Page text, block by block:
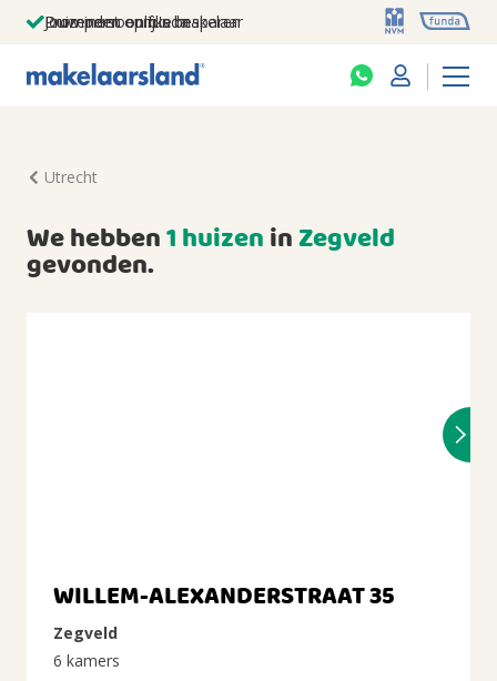
Jouw persoonlijke makelaar
Duizenden euro's besparen
Prominent op funda
Utrecht
We hebben1 huizeninZegveld
gevonden.
WILLEM-ALEXANDERSTRAAT 35
Zegveld
6 kamers